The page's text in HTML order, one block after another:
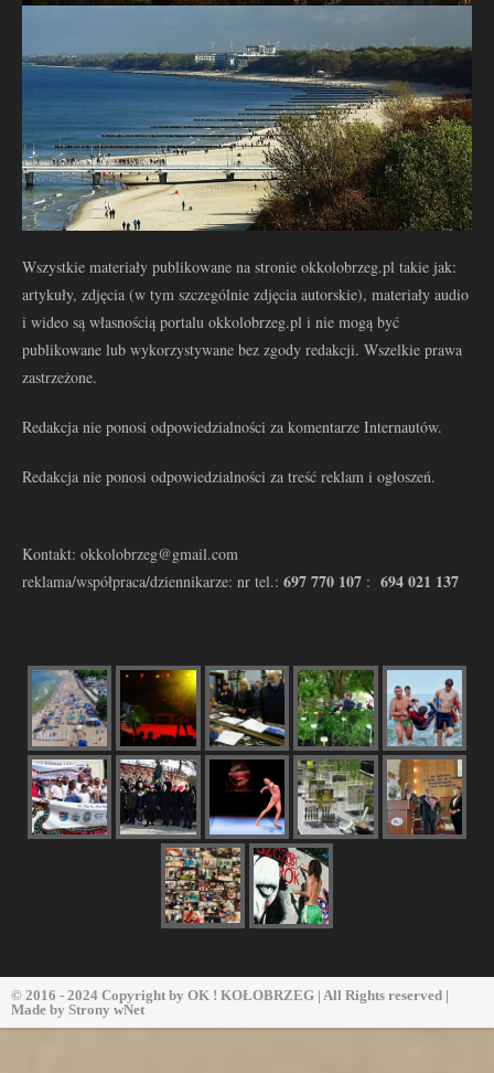
Wszystkie materiały publikowane na stronie okkolobrzeg.pl takie jak:
artykuły, zdjęcia (w tym szczególnie zdjęcia autorskie), materiały audio
i wideo są własnością portalu okkolobrzeg.pl i nie mogą być
publikowane lub wykorzystywane bez zgody redakcji. Wszelkie prawa
zastrzeżone.
Redakcja nie ponosi odpowiedzialności za komentarze Internautów.
Redakcja nie ponosi odpowiedzialności za treść reklam i ogłoszeń.
Kontakt: okkolobrzeg@gmail.com
reklama/współpraca/dziennikarze: nr tel.: 697 770 107 : 694 021 137
© 2016 - 2024 Copyright by OK ! KOŁOBRZEG | All Rights reserved |
Made by Strony wNet